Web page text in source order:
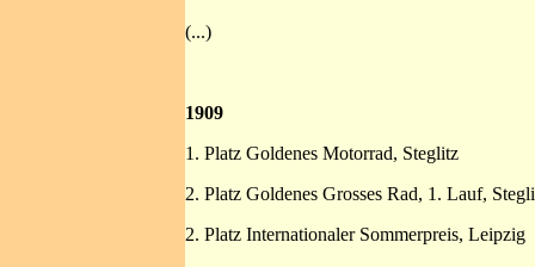
(...)
1909
1. Platz Goldenes Motorrad, Steglitz
2. Platz Goldenes Grosses Rad, 1. Lauf,
2. Platz Internationaler Sommerpreis, Leipzig